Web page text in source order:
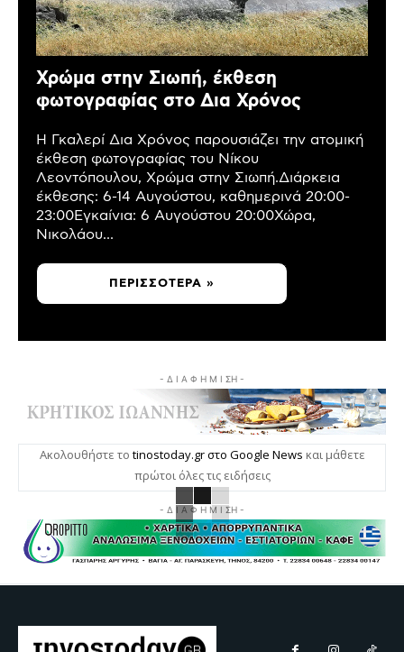
Χρώμα στην Σιωπή, έκθεση
φωτογραφίας στο Δια Χρόνος
Η Γκαλερί Δια Χρόνος παρουσιάζει την ατομική
έκθεση φωτογραφίας του Νίκου
Λεοντόπουλου, Χρώμα στην Σιωπή.Διάρκεια
έκθεσης: 6-14 Αυγούστου, καθημερινά 20:00-
23:00Εγκαίνια: 6 Αυγούστου 20:00Χώρα,
Νικολάου...
ΠΕΡΙΣΣΌΤΕΡΑ »
- Δ Ι Α Φ Η Μ Ι ΣΗ -
Ακολουθήστε το tinostoday.gr στο Google News και μάθετε
πρώτοι όλες τις ειδήσεις
- Δ Ι Α Φ Η Μ Ι ΣΗ -